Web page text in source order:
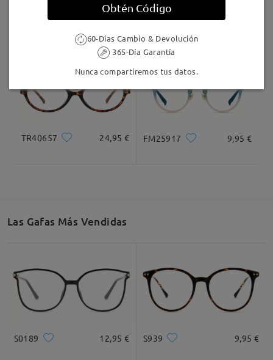
T88250 16,95 € M37599 23,95 €
TR40657 24,95 € FM25917 9,95 €
Las Gafas Más Vendidas
S0189 12,95 € S939 9,95 €
Obtén Código
60-Días Cambio & Devolución
365-Día Garantía
Nunca compartiremos tus datos.